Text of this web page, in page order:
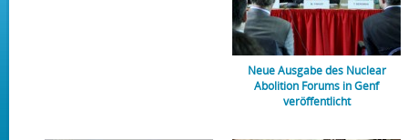
Neue Ausgabe des Nuclear
Abolition Forums in Genf
veröffentlicht